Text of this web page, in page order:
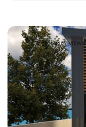
4687 VIEWS